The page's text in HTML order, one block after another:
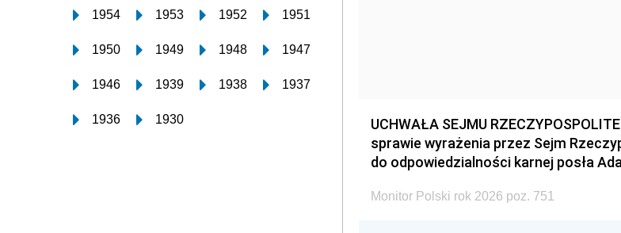
1954 1953 1952 1951
1950 1949 1948 1947
1946 1939 1938 1937
1936 1930
UCHWAŁA SEJMU
sprawie wyrażenia przez Sejm
do odpowiedzialności karnej posła
Monitor Polski rok 2026 poz. 751